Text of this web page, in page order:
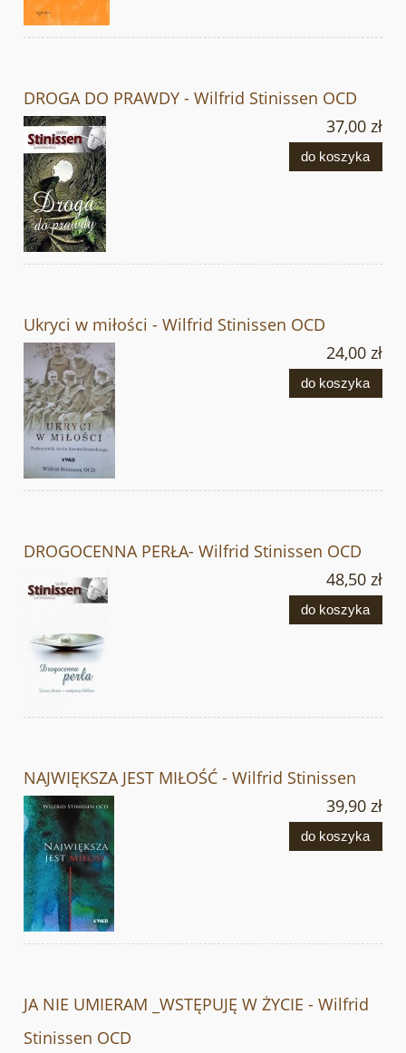
DROGA DO PRAWDY - Wilfrid Stinissen OCD
37,00 zł
do koszyka
Ukryci w miłości - Wilfrid Stinissen OCD
24,00 zł
do koszyka
DROGOCENNA PERŁA- Wilfrid Stinissen OCD
48,50 zł
do koszyka
NAJWIĘKSZA JEST MIŁOŚĆ - Wilfrid Stinissen
39,90 zł
do koszyka
JA NIE UMIERAM _WSTĘPUJĘ W ŻYCIE - Wilfrid
Stinissen OCD